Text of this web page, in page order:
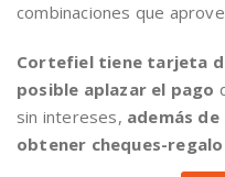
combinaciones que
Cortefiel tiene tarjeta
posible aplazar el pago
sin intereses, además
obtener cheques-regalo